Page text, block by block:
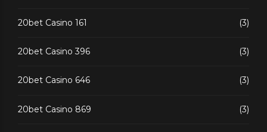
20bet Casino 161 (3)
20bet Casino 396 (3)
20bet Casino 646 (3)
20bet Casino 869 (3)